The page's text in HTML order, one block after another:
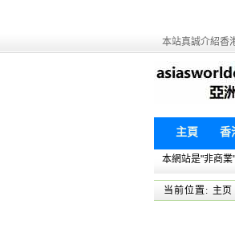
本站真誠介紹香
主頁 香
本網站是"非商
当前位置: 主页